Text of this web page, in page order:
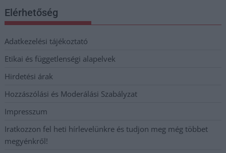
Elérhetőség
Adatkezelési tájékoztató
Etikai és függetlenségi alapelvek
Hirdetési árak
Hozzászólási és Moderálási Szabályzat
Impresszum
Iratkozzon fel heti hírlevelünkre és tudjon meg még többet
megyénkről!